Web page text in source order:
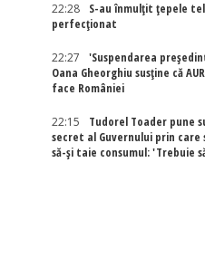
22:28
S-au înmulțit țepele
perfecționat
22:27
'Suspendarea
Oana Gheorghiu susține că
face României
22:15
Tudorel Toader pune
secret al Guvernului prin care
să-și taie consumul: 'Trebuie